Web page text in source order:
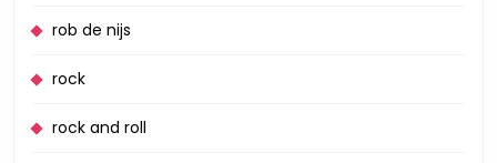
rob de nijs
rock
rock and roll